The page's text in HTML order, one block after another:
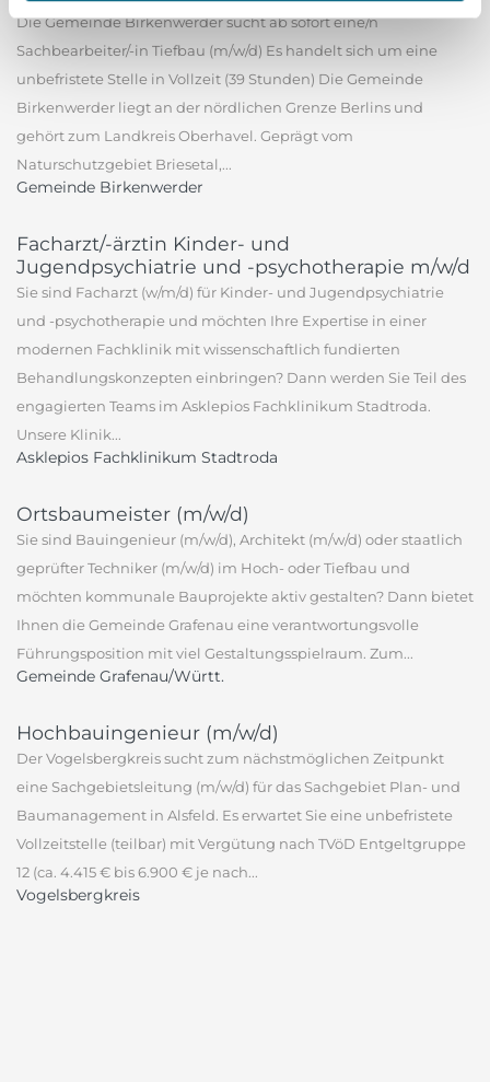
Die Gemeinde Birkenwerder sucht ab sofort eine/n
Sachbearbeiter/-in Tiefbau (m/w/d) Es handelt sich um eine
unbefristete Stelle in Vollzeit (39 Stunden) Die Gemeinde
Birkenwerder liegt an der nördlichen Grenze Berlins und
gehört zum Landkreis Oberhavel. Geprägt vom
Naturschutzgebiet Briesetal,...
Gemeinde Birkenwerder
Facharzt/-ärztin Kinder- und
Jugendpsychiatrie und -psychotherapie m/w/d
Sie sind Facharzt (w/m/d) für Kinder- und Jugendpsychiatrie
und -psychotherapie und möchten Ihre Expertise in einer
modernen Fachklinik mit wissenschaftlich fundierten
Behandlungskonzepten einbringen? Dann werden Sie Teil des
engagierten Teams im Asklepios Fachklinikum Stadtroda.
Unsere Klinik...
Asklepios Fachklinikum Stadtroda
Ortsbaumeister (m/w/d)
Sie sind Bauingenieur (m/w/d), Architekt (m/w/d) oder staatlich
geprüfter Techniker (m/w/d) im Hoch- oder Tiefbau und
möchten kommunale Bauprojekte aktiv gestalten? Dann bietet
Ihnen die Gemeinde Grafenau eine verantwortungsvolle
Führungsposition mit viel Gestaltungsspielraum. Zum...
Gemeinde Grafenau/Württ.
Hochbauingenieur (m/w/d)
Der Vogelsbergkreis sucht zum nächstmöglichen Zeitpunkt
eine Sachgebietsleitung (m/w/d) für das Sachgebiet Plan- und
Baumanagement in Alsfeld. Es erwartet Sie eine unbefristete
Vollzeitstelle (teilbar) mit Vergütung nach TVöD Entgeltgruppe
12 (ca. 4.415 € bis 6.900 € je nach...
Vogelsbergkreis